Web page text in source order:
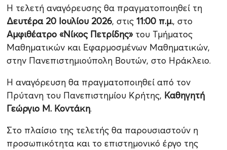
Η τελετή αναγόρευσης θα πραγματοποιηθεί τη
Δευτέρα 20 Ιουλίου 2026, στις 11:00 π.μ., στο
Αμφιθέατρο «Νίκος Πετρίδης»του Τμήματος
Μαθηματικών και Εφαρμοσμένων Μαθηματικών,
στην Πανεπιστημιούπολη Βουτών, στο Ηράκλειο.
Η αναγόρευση θα πραγματοποιηθεί από τον
Πρύτανη του Πανεπιστημίου Κρήτης, Καθηγητή
Γεώργιο Μ. Κοντάκη.
Στο πλαίσιο της τελετής θα παρουσιαστούν η
προσωπικότητα και το επιστημονικό έργο της